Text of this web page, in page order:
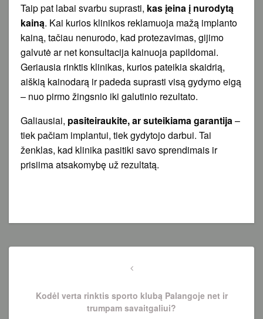
Taip pat labai svarbu suprasti, kas įeina į nurodytą
kainą. Kai kurios klinikos reklamuoja mažą implanto
kainą, tačiau nenurodo, kad protezavimas, gijimo
galvutė ar net konsultacija kainuoja papildomai.
Geriausia rinktis klinikas, kurios pateikia skaidrią,
aiškią kainodarą ir padeda suprasti visą gydymo eigą
– nuo pirmo žingsnio iki galutinio rezultato.
Galiausiai, pasiteiraukite, ar suteikiama garantija–
tiek pačiam implantui, tiek gydytojo darbui. Tai
ženklas, kad klinika pasitiki savo sprendimais ir
prisiima atsakomybę už rezultatą.
Navigacija
Previous
Kodėl verta rinktis sporto klubą Palangoje net ir
trumpam savaitgaliui?